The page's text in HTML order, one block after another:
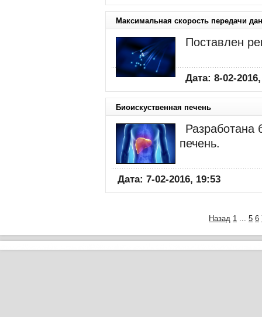
Максимальная скорость передачи
Поставлен
Дата: 8-02-
Биоискуственная печень
Разработана
печень.
Дата: 7-02-2016, 19:53
Назад 1 ... 5 6